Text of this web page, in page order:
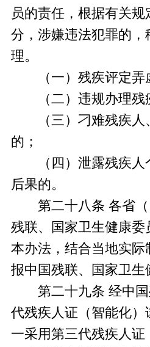
员的责任，根据有关
分，涉嫌违法犯罪的，
理。
（一）残疾评定弄
（二）违规办理残
（三）刁难残疾人
的；
（四）泄露残疾人
后果的。
第二十八条 各省（
残联、国家卫生健康
本办法，结合当地实
报中国残联、国家卫生
第二十九条 经中国
代残疾人证（智能化
一采用第三代残疾人